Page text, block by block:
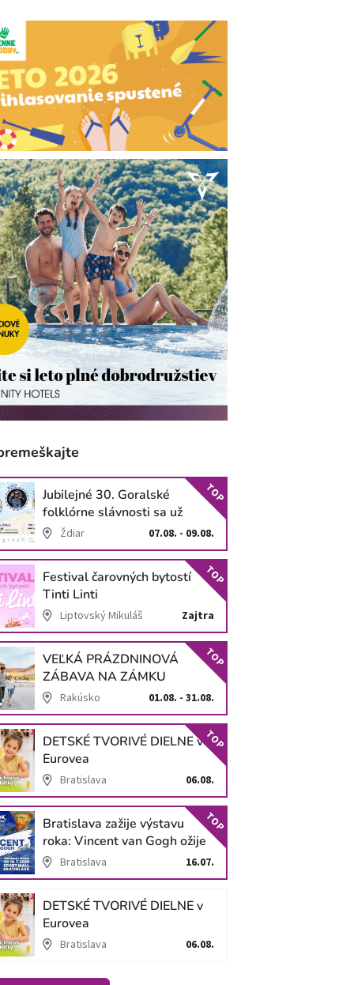
Jubilejné 30. Goralské
folklórne slávnosti sa už
blížiaŽdiar 07.08. - 09.08.
TOP
Festival čarovných bytostí
Tinti Linti
Liptovský Mikuláš Zajtra
TOP
VEĽKÁ PRÁZDNINOVÁ
ZÁBAVA NA ZÁMKU
SCHLOSS HOF
Rakúsko 01.08. - 31.08.
TOP
DETSKÉ TVORIVÉ DIELNE v
Eurovea
Bratislava 06.08.
TOP
Bratislava zažije výstavu
roka: Vincent van Gogh ožije
v unikátnej imerzívnej šou!
Bratislava 16.07.
TOP
DETSKÉ TVORIVÉ DIELNE v
Eurovea
Bratislava 06.08.